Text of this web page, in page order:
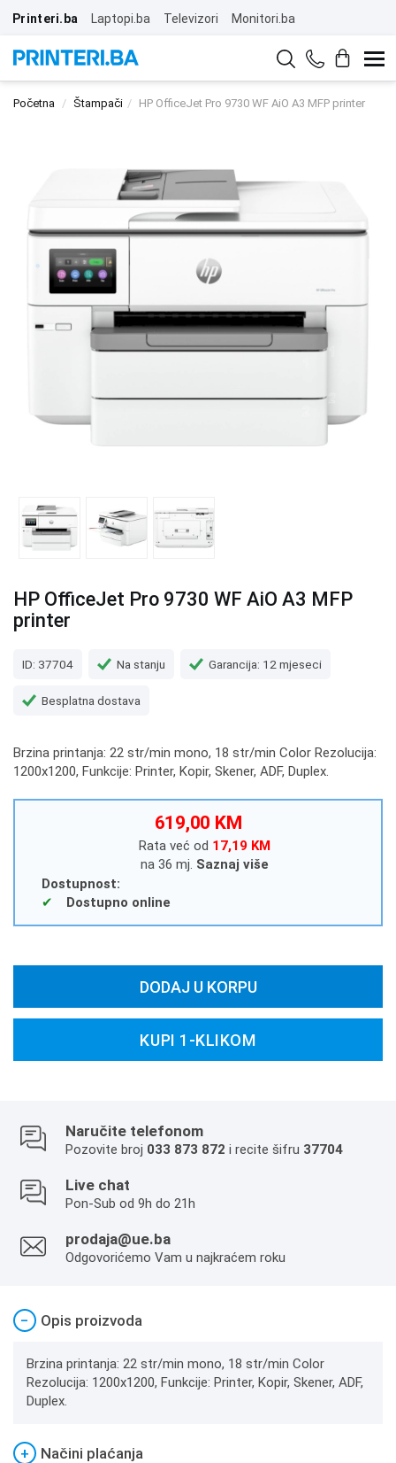
Printeri.ba Laptopi.ba Televizori Monitori.ba
Početna Štampači HP OfficeJet Pro 9730 WF AiO A3 MFP printer
HP OfficeJet Pro 9730 WF AiO A3 MFP
printer
ID: 37704 Na stanju Garancija: 12 mjeseci
Besplatna dostava
Brzina printanja: 22 str/min mono, 18 str/min Color Rezolucija:
1200x1200, Funkcije: Printer, Kopir, Skener, ADF, Duplex.
619,00 KM
Rata već od 17,19 KM
na 36 mj. Saznaj više
Dostupnost:
Dostupno online
DODAJ U KORPU
KUPI 1-KLIKOM
Naručite telefonom
Pozovite broj 033 873 872 i recite šifru 37704
Live chat
Pon-Sub od 9h do 21h
prodaja@ue.ba
Odgovorićemo Vam u najkraćem roku
− Opis proizvoda
Brzina printanja: 22 str/min mono, 18 str/min Color
Rezolucija: 1200x1200, Funkcije: Printer, Kopir, Skener, ADF,
Duplex.
+
Načini plaćanja